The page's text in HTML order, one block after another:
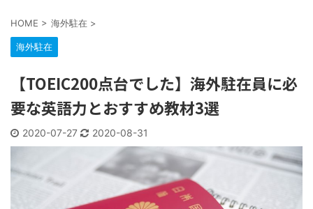
HOME > 海外駐在 >
海外駐在
【TOEIC200点台でした】海外駐在員に必
要な英語力とおすすめ教材3選
2020-07-27 2020-08-31